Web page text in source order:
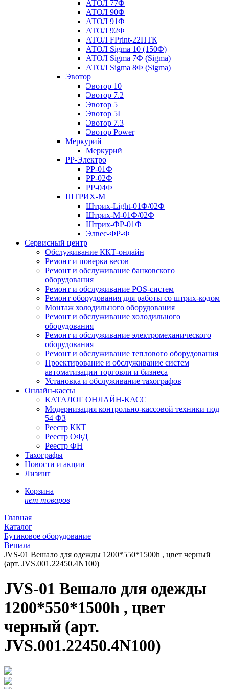
АТОЛ 77Ф
АТОЛ 90Ф
АТОЛ 91Ф
АТОЛ 92Ф
АТОЛ FPrint-22ПТК
АТОЛ Sigma 10 (150Ф)
АТОЛ Sigma 7Ф (Sigma)
АТОЛ Sigma 8Ф (Sigma)
Эвотор
Эвотор 10
Эвотор 7.2
Эвотор 5
Эвотор 5I
Эвотор 7.3
Эвотор Power
Меркурий
Меркурий
РР-Электро
РР-01Ф
РР-02Ф
РР-04Ф
ШТРИХ-М
Штрих-Light-01Ф/02Ф
Штрих-М-01Ф/02Ф
Штрих-ФР-01Ф
Элвес-ФР-Ф
Сервисный центр
Обслуживание ККТ-онлайн
Ремонт и поверка весов
Ремонт и обслуживание банковского
оборудования
Ремонт и обслуживание POS-систем
Ремонт оборудования для работы со штрих-кодом
Монтаж холодильного оборудования
Ремонт и обслуживание холодильного
оборудования
Ремонт и обслуживание электромеханического
оборудования
Ремонт и обслуживание теплового оборудования
Проектирование и обслуживание систем
автоматизации торговли и бизнеса
Установка и обслуживание тахографов
Онлайн-кассы
КАТАЛОГ ОНЛАЙН-КАСС
Модернизация контрольно-кассовой техники под
54 ФЗ
Реестр ККТ
Реестр ОФД
Реестр ФН
Тахографы
Новости и акции
Лизинг
Корзина
нет товаров
Главная
Каталог
Бутиковое оборудование
Вешала
JVS-01 Вешало для одежды 1200*550*1500h , цвет черный
(арт. JVS.001.22450.4N100)
JVS-01 Вешало для одежды
1200*550*1500h , цвет
черный (арт.
JVS.001.22450.4N100)